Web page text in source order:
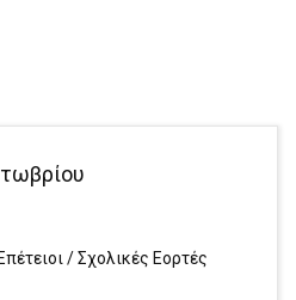
/ Σχολικές Εορτές